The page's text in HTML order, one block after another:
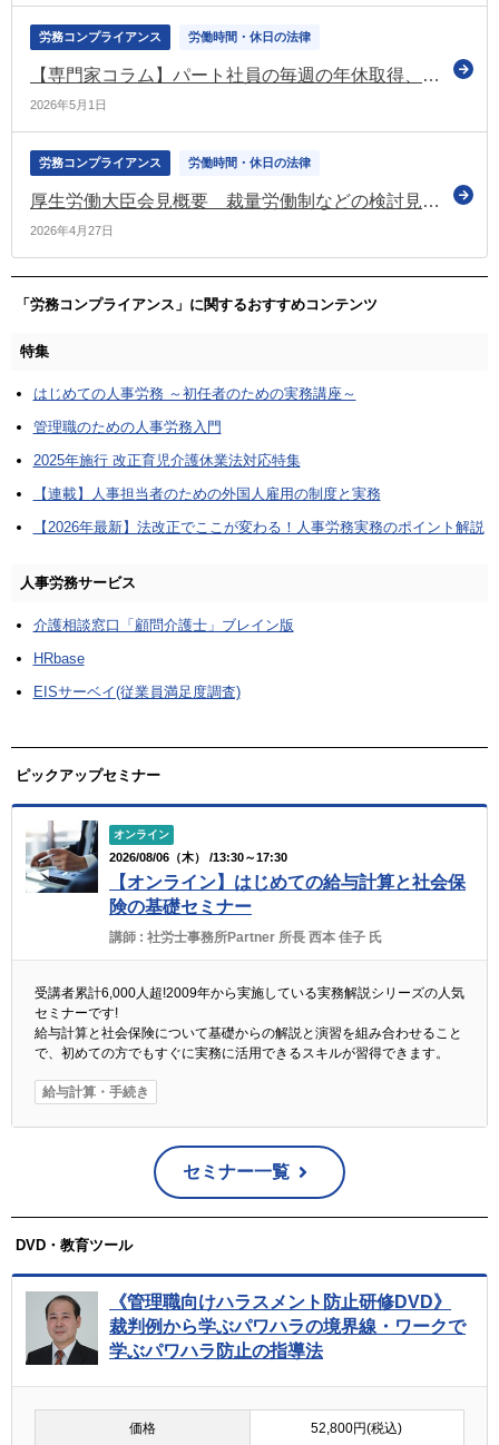
労務コンプライアンス 労働時間・休日の法律
【専門家コラム】パート社員の毎週の年休取得、負担か悪用か？ ～多角的視点から考えるパートの年休取得問題～
2026年5月1日
労務コンプライアンス 労働時間・休日の法律
厚生労働大臣会見概要 裁量労働制などの検討見直しの加速化に関する総理指示などについて質疑応答（令和8年4月23日）
2026年4月27日
「労務コンプライアンス」に関するおすすめコンテンツ
特集
はじめての人事労務 ～初任者のための実務講座～
管理職のための人事労務入門
2025年施行 改正育児介護休業法対応特集
【連載】人事担当者のための外国人雇用の制度と実務
【2026年最新】法改正でここが変わる！人事労務実務のポイント解説
人事労務サービス
介護相談窓口「顧問介護士」ブレイン版
HRbase
EISサーベイ(従業員満足度調査)
ピックアップセミナー
オンライン
2026/08/06（木） /13:30～17:30
【オンライン】はじめての給与計算と社会保
険の基礎セミナー
講師 :社労士事務所Partner 所長 西本 佳子 氏
受講者累計6,000人超!2009年から実施している実務解説シリーズの人気
セミナーです!
給与計算と社会保険について基礎からの解説と演習を組み合わせること
で、初めての方でもすぐに実務に活用できるスキルが習得できます。
給与計算・手続き
セミナー一覧
DVD・教育ツール
《管理職向けハラスメント防止研修DVD》
裁判例から学ぶパワハラの境界線・ワークで
学ぶパワハラ防止の指導法
価格 52,800円(税込)